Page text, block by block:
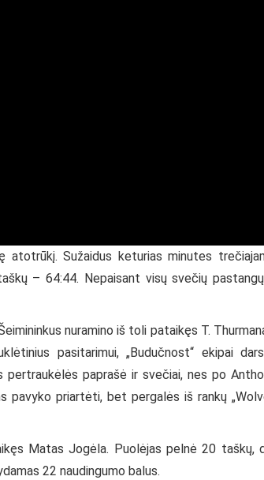
atotrūkį. Sužaidus keturias minutes
– 64:44. Nepaisant visų svečių
nuramino iš toli pataikęs T.
pasitarimui, „Budučnost“ ekipai
pertraukėlės paprašė ir svečiai, nes po
pavyko priartėti, bet pergalės iš rankų
Matas Jogėla. Puolėjas pelnė 20 taškų,
22 naudingumo balus.